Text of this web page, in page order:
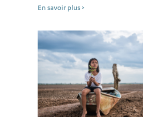
dépit d’une solide
En savoir plus >